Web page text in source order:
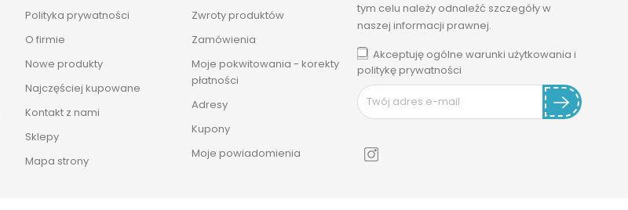
Polityka prywatności
O firmie
Nowe produkty
Najczęściej kupowane
Kontakt z nami
Sklepy
Mapa strony
Zwroty produktów
Zamówienia
Moje pokwitowania - korekty
płatności
Adresy
Kupony
Moje powiadomienia
tym celu należy odnaleźć szczegóły w
naszej informacji prawnej.
Akceptuję ogólne warunki użytkowania i
politykę prywatności